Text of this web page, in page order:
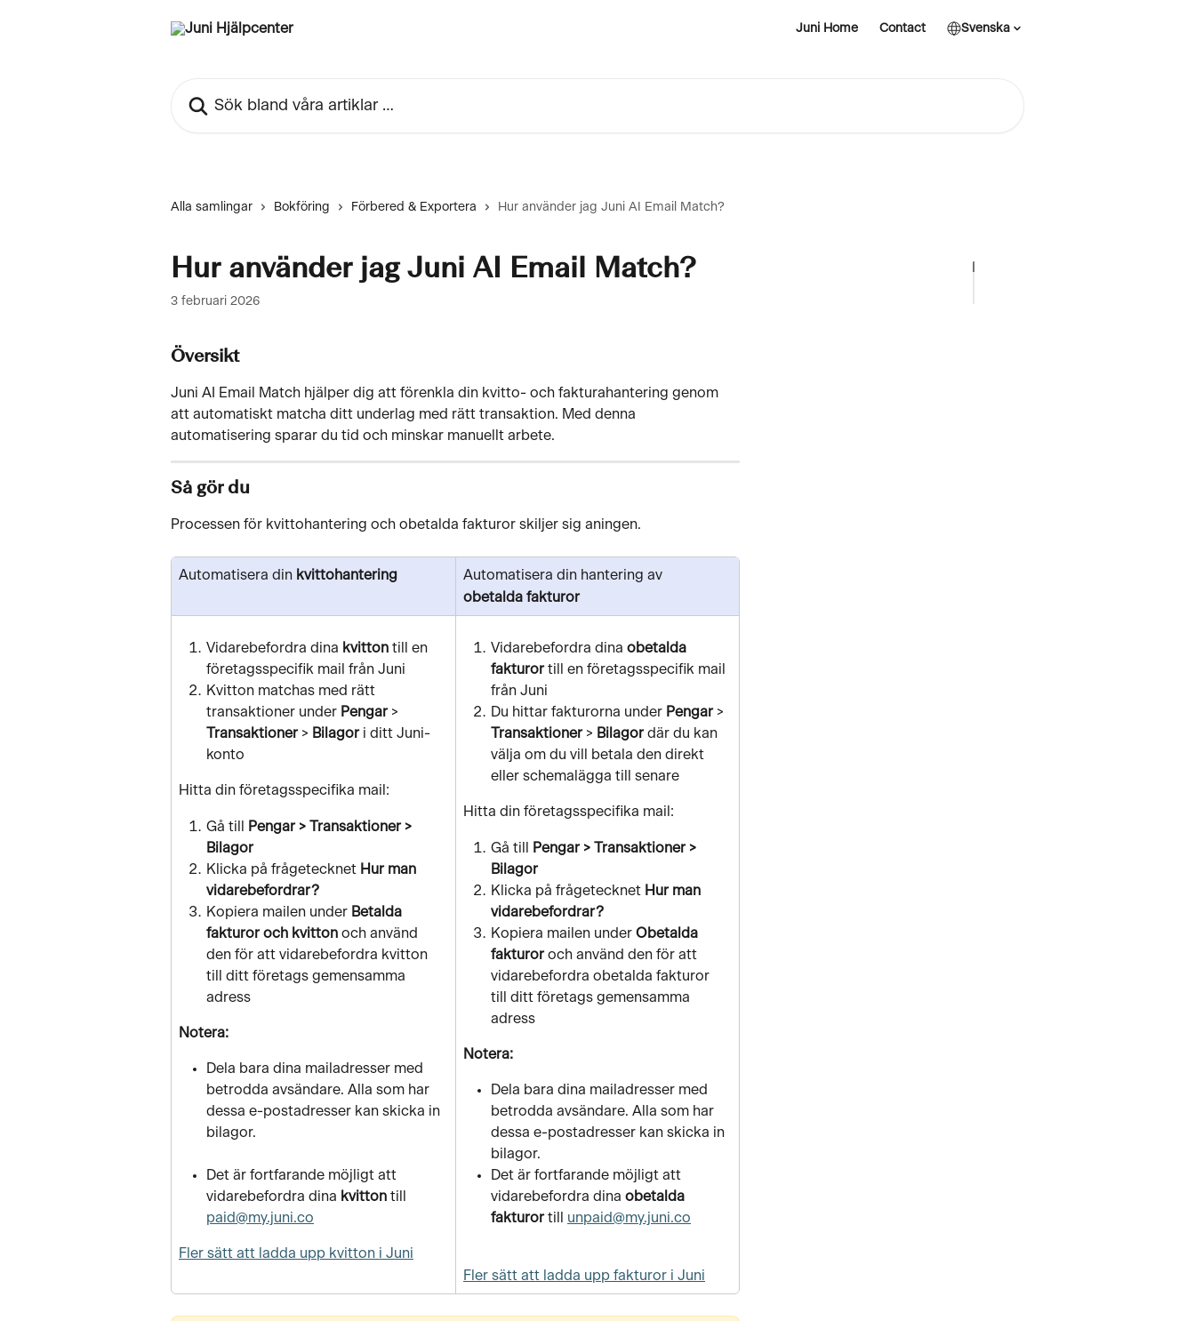
Juni Home Contact Svenska
Alla samlingar Bokföring Förbered & Exportera Hur använder jag Juni AI Email Match?
Hur använder jag Juni AI Email Match?
3 februari 2026
Översikt
Juni AI Email Match hjälper dig att förenkla din kvitto- och fakturahantering genom
att automatiskt matcha ditt underlag med rätt transaktion. Med denna
automatisering sparar du tid och minskar manuellt arbete.
Så gör du
Processen för kvittohantering och obetalda fakturor skiljer sig aningen.
Automatisera din kvittohantering
Automatisera din hantering av
obetalda fakturor
Vidarebefordra dina kvitton till en
företagsspecifik mail från Juni
Kvitton matchas med rätt
transaktioner under Pengar >
Transaktioner > Bilagor i ditt Juni-
konto
Hitta din företagsspecifika mail:
Gå till
Pengar > Transaktioner >
Bilagor
Klicka på frågetecknet Hur man
vidarebefordrar?
Kopiera mailen under Betalda
fakturor och kvitton och använd
den för att vidarebefordra kvitton
till ditt företags gemensamma
adress
Notera:
Dela bara dina mailadresser med
betrodda avsändare. Alla som har
dessa e-postadresser kan skicka in
bilagor.
Det är fortfarande möjligt att
vidarebefordra dina kvitton till
paid@my.juni.co
Fler sätt att ladda upp kvitton i Juni
Vidarebefordra dina obetalda
fakturor till en företagsspecifik mail
från Juni
Du hittar fakturorna under Pengar >
Transaktioner > Bilagor där du kan
välja om du vill betala den direkt
eller schemalägga till senare
Hitta din företagsspecifika mail:
Gå till
Pengar > Transaktioner >
Bilagor
Klicka på frågetecknet Hur man
vidarebefordrar?
Kopiera mailen under Obetalda
fakturor och använd den för att
vidarebefordra obetalda fakturor
till ditt företags gemensamma
adress
Notera:
Dela bara dina mailadresser med
betrodda avsändare. Alla som har
dessa e-postadresser kan skicka in
bilagor.
Det är fortfarande möjligt att
vidarebefordra dina obetalda
fakturor till unpaid@my.juni.co
Fler sätt att ladda upp fakturor i Juni